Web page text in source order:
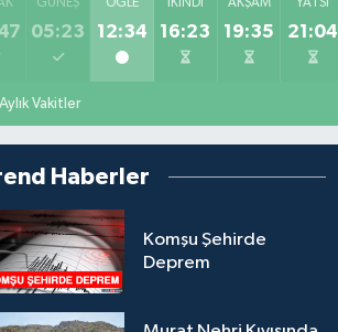
GÜNEŞ
05:23
ÖĞLE
12:34
İKINDI
16:23
AKŞAM
19:35
YATSI
21:04
Aylık Vakitler
Haberler
Komşu Şehirde
Deprem